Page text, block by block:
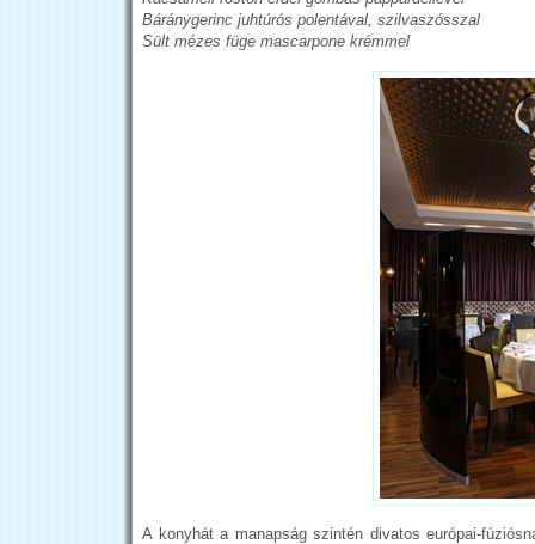
Báránygerinc juhtúrós polentával, szilvaszósszal
Sült mézes füge mascarpone krémmel
A konyhát a manapság szintén divatos európai-